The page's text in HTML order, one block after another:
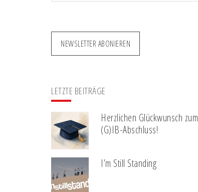
NEWSLETTER ABONIEREN
LETZTE BEITRÄGE
Herzlichen Glückwunsch zum
(G)IB-Abschluss!
I’m Still Standing